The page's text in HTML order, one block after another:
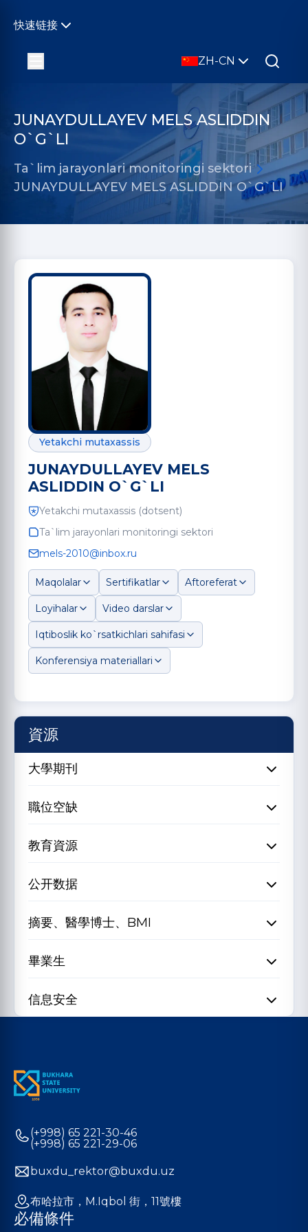
快速链接
ZH-CN
JUNAYDULLAYEV MELS ASLIDDIN
O`G`LI
Ta`lim jarayonlari monitoringi sektori
JUNAYDULLAYEV MELS ASLIDDIN O`G`LI
Yetakchi mutaxassis
JUNAYDULLAYEV MELS
ASLIDDIN O`G`LI
Yetakchi mutaxassis (dotsent)
Ta`lim jarayonlari monitoringi sektori
mels-2010@inbox.ru
Maqolalar Sertifikatlar Aftoreferat
Loyihalar Video darslar
Iqtiboslik ko`rsatkichlari sahifasi
Konferensiya materiallari
資源
大學期刊
職位空缺
教育資源
公开数据
摘要、醫學博士、BMI
畢業生
信息安全
(+998) 65 221-30-46
(+998) 65 221-29-06
buxdu_rektor@buxdu.uz
布哈拉市，M.Iqbol 街，11號樓
必備條件